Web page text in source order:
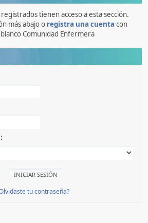
tienen acceso a esta sección.
más abajo o registra una cuenta con
Comunidad Enfermera
tu contraseña?